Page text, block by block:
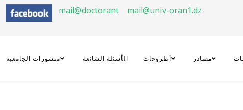
mail@doctorant mail@univ-oran1.dz
مصادر أطروحات الأسئلة الشائعة منشورات الجامعية